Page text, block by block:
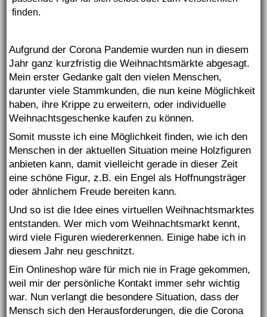
finden.
Aufgrund der Corona Pandemie wurden nun in diesem
Jahr ganz kurzfristig die Weihnachtsmärkte abgesagt.
Mein erster Gedanke galt den vielen Menschen,
darunter viele Stammkunden, die nun keine Möglichkeit
haben, ihre Krippe zu erweitern, oder individuelle
Weihnachtsgeschenke kaufen zu können.
Somit musste ich eine Möglichkeit finden, wie ich den
Menschen in der aktuellen Situation meine Holzfiguren
anbieten kann, damit vielleicht gerade in dieser Zeit
eine schöne Figur, z.B. ein Engel als Hoffnungsträger
oder ähnlichem Freude bereiten kann.
Und so ist die Idee eines virtuellen Weihnachtsmarktes
entstanden. Wer mich vom Weihnachtsmarkt kennt,
wird viele Figuren wiedererkennen. Einige habe ich in
diesem Jahr neu geschnitzt.
Ein Onlineshop wäre für mich nie in Frage gekommen,
weil mir der persönliche Kontakt immer sehr wichtig
war. Nun verlangt die besondere Situation, dass der
Mensch sich den Herausforderungen, die die Corona